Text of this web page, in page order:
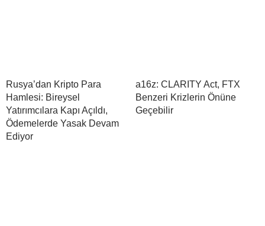
Rusya’dan Kripto Para
Hamlesi: Bireysel
Yatırımcılara Kapı Açıldı,
Ödemelerde Yasak Devam
Ediyor
a16z: CLARITY Act, FTX
Benzeri Krizlerin Önüne
Geçebilir